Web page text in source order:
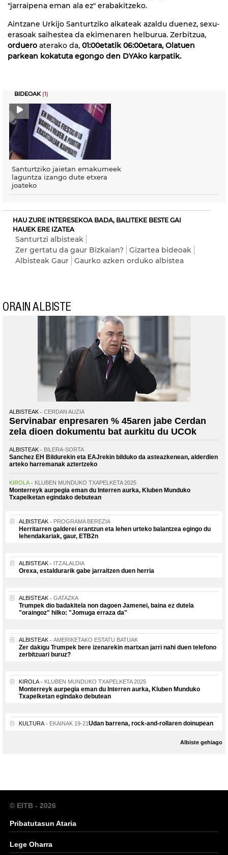
"jarraipena eman ala ez" erabakitzeko.
Aintzane Urkijo Santurtziko alkateak azaldu duenez, sexu-
erasoak saihestea da ekimenaren helburua. Zerbitzua,
orduero aterako da, 01:00etatik 06:00etara, Olatuen
parkean kokatuta egongo den DYAko karpatik.
BIDEOAK (1)
Santurtziko jaietan emakumeek
laguntza izango dute etxera
joateko
HAU ZURE INTERESEKOA BADA, BALITEKE BESTE GAI
HAUEK ERE IZATEA
Santurtzi albisteak
Zer gertatu da gaur Bizkaian?
Gizartea bideoak
Albisteak Gaur
Gaurko azken orduko albistea
ORAIN ALBISTE
ALBISTEAK CERDAN AUZIA
Servinabar enpresaren % 45aren jabe Cerdan
zela dioen dokumentu bat aurkitu du UCOk
ALBISTEAK BILERA-SORTA
Sanchez EH Bildurekin eta EAJrekin bilduko da asteazkenean, alderdien
arteko harremanak aztertzeko
KIROLA KLUBEN MUNDUKO TXAPELKETA 2025
Monterreyk aurpegia eman du Interren aurka, Kluben Munduko
Txapelketan egindako debutean
ALBISTEAK PROGRAMA BEREZIA
Herritarren galderei erantzun eta lehen urteko balantzea egingo du
lehendakariak, gaur, ETB2n
ALBISTEAK ITZALALDIA
Orexa, estaldurarik gabe jarraitzen duen herria
ALBISTEAK GATAZKA
Trumpek dio badakitela non dagoen Jamenei, baina ez dutela
"oraingoz" hilko: "Jomuga erraza da"
ALBISTEAK AMERIKETAKO ESTATU BATUAK
Zer dakigu Trumpek bere izenarekin martxan jarri nahi duen telefono
zerbitzuari buruz?
KIROLA KLUBEN MUNDUKO TXAPELKETA 2025
Monterreyk aurpegia eman du Interren aurka, Kluben Munduko
Txapelketan egindako debutean
KULTURA EKAINAK 19-21Udan barrena, rock-and-rollaren doinupean
Albiste gehiago
© EITB - 2026
Pribatutasun Ataria
Lege Oharra